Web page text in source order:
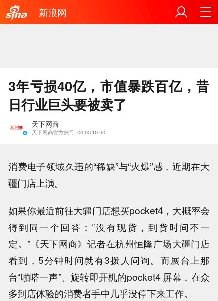
新浪网
3年亏损40亿，市值暴跌百亿，昔
日行业巨头要被卖了
天下网商
天下网商官方账号 06.03 10:40
消费电子领域久违的“稀缺”与“火爆”感，近期在大
疆门店上演。
如果你最近前往大疆门店想买pocket4，大概率会
得到同一个回答：“没有现货，到货时间不一
定。”《天下网商》记者在杭州恒隆广场大疆门店
看到，5分钟时间就有3拨人问询。而展台上那
台“啪嗒一声”、旋转即开机的pocket4 屏幕，在众
多到店体验的消费者手中几乎没停下来工作。